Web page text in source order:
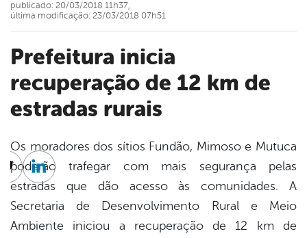
Prefeitura inicia
recuperação de 12 km de
estradas rurais
publicado: 20/03/2018 11h37,
última modificação: 23/03/2018 07h51
Os moradores dos sítios Fundão, Mimoso e Mutuca
poderão trafegar com mais segurança pelas
estradas que dão acesso às comunidades. A
Secretaria de Desenvolvimento Rural e Meio
Ambiente iniciou a recuperação de 12 km de
Twitter
Linkedin